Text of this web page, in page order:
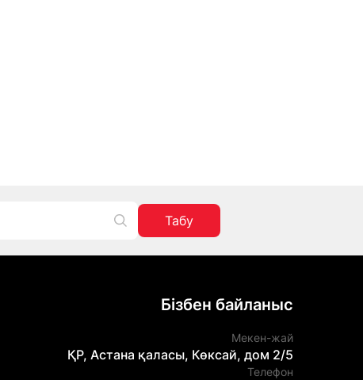
Табу
Бізбен байланыс
Мекен-жай
ҚР, Астана қаласы, Көксай, дом 2/5
Телефон